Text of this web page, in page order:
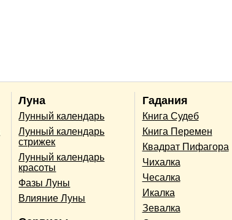
Луна
Лунный календарь
Лунный календарь
стрижек
Лунный календарь
красоты
Фазы Луны
Влияние Луны
Гадания
Книга Судеб
Книга Перемен
Квадрат Пифагора
Чихалка
Чесалка
Икалка
Зевалка